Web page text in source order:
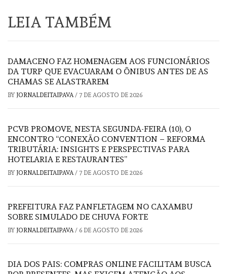
LEIA TAMBÉM
DAMACENO FAZ HOMENAGEM AOS FUNCIONÁRIOS
DA TURP QUE EVACUARAM O ÔNIBUS ANTES DE AS
CHAMAS SE ALASTRAREM
BY JORNALDEITAIPAVA / 7 DE AGOSTO DE 2026
PCVB PROMOVE, NESTA SEGUNDA-FEIRA (10), O
ENCONTRO “CONEXÃO CONVENTION – REFORMA
TRIBUTÁRIA: INSIGHTS E PERSPECTIVAS PARA
HOTELARIA E RESTAURANTES”
BY JORNALDEITAIPAVA / 7 DE AGOSTO DE 2026
PREFEITURA FAZ PANFLETAGEM NO CAXAMBU
SOBRE SIMULADO DE CHUVA FORTE
BY JORNALDEITAIPAVA / 6 DE AGOSTO DE 2026
DIA DOS PAIS: COMPRAS ONLINE FACILITAM BUSCA